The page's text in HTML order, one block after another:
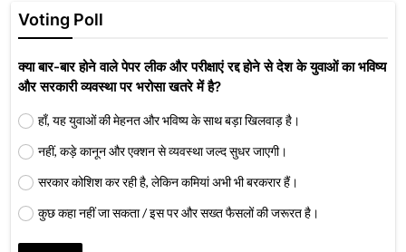
Voting Poll
क्या बार-बार होने वाले पेपर लीक और परीक्षाएं रद्द होने से देश के युवाओं का भविष्य
और सरकारी व्यवस्था पर भरोसा खतरे में है?
हाँ, यह युवाओं की मेहनत और भविष्य के साथ बड़ा खिलवाड़ है।
नहीं, कड़े कानून और एक्शन से व्यवस्था जल्द सुधर जाएगी।
सरकार कोशिश कर रही है, लेकिन कमियां अभी भी बरकरार हैं।
कुछ कहा नहीं जा सकता / इस पर और सख्त फैसलों की जरूरत है।